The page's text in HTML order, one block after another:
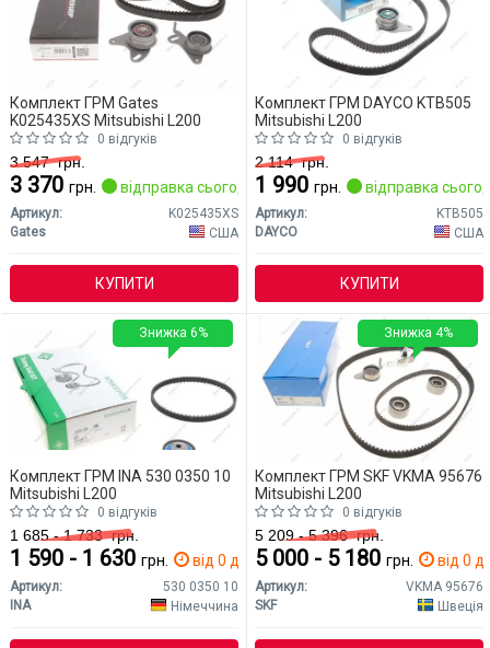
Комплект ГРМ Gates
K025435XS Mitsubishi L200
0 відгуків
3 547грн.
3 370 грн. відправка сьогодні
Артикул:
K025435XS
Gates
США
КУПИТИ
Комплект ГРМ DAYCO KTB505
Mitsubishi L200
0 відгуків
2 114грн.
1 990 грн. відправка
Артикул:
KTB505
DAYCO
США
КУПИТИ
Комплект ГРМ INA 530 0350 10
Mitsubishi L200
0 відгуків
1 685 - 1 733грн.
1 590 - 1 630 грн. від 0 дн.
Артикул:
530 0350 10
INA
Німеччина
Знижка 6%
Комплект ГРМ SKF VKMA 95676
Mitsubishi L200
0 відгуків
5 209 - 5 396грн.
5 000 - 5 180 грн. від 0
Артикул:
VKMA 95676
SKF
Швеція
Знижка 4%